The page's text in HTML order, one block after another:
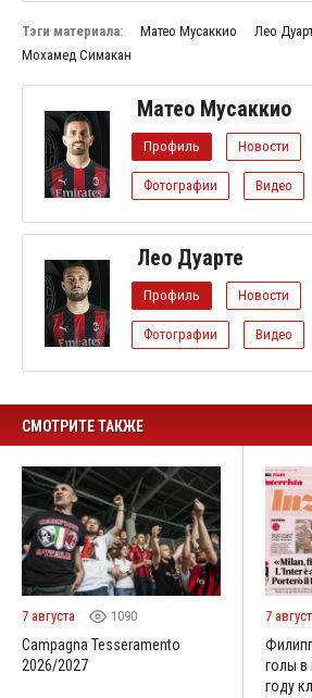
Тэги материала: Матео Мусаккио Лео
Мохамед Симакан
Матео Мусаккио
Профиль Новости
Фотографии Видео
Лео Дуарте
Профиль Новости
Фотографии Видео
СМОТРИТЕ ТАКЖЕ
7 августа 1090
Campagna Tesseramento
2026/2027
7
голы в
году